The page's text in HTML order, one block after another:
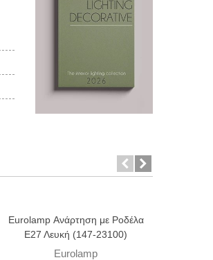
Eurolamp Ανάρτηση με Ροδέλα
Ε27 Λευκή (147-23100)
Eurolamp